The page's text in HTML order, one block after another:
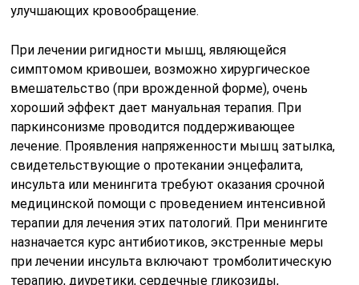
При малейшем подозрении на менингеальный
поскольку прогрессирование процесса может
привести к смерти от резкой ликворной гипертензии и
отека мозга.
Первая помощь до госпитализации включает
поддержку дыхания и кровообращения, купирование
боли, рвоты, судорог, снижение внутричерепного
давления.
Лечение назначается после полного обследования по
результатам лабораторных и клинических анализов,
позволяющих установить истинную причину и
характер патологического процесса.